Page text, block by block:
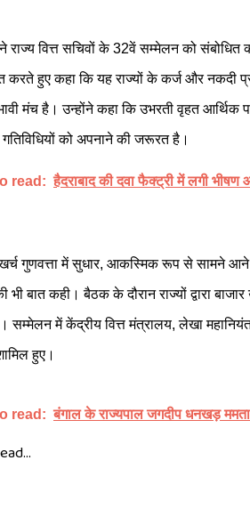
राज्य वित्त सचिवों के 32वें सम्मेलन को
करते हुए कहा कि यह राज्यों के कर्ज और नकदी
मंच है। उन्होंने कहा कि उभरती वृहत आर्थिक
को अपनाने की जरूरत है।
read: हैदराबाद की दवा फैक्ट्री में लगी
गुणवत्ता में सुधार, आकस्मिक रूप से सामने आने
भी बात कही। बैठक के दौरान राज्यों द्वारा
सम्मेलन में केंद्रीय वित्त मंत्रालय, लेखा
हुए।
read: बंगाल के राज्यपाल जगदीप धनखड़